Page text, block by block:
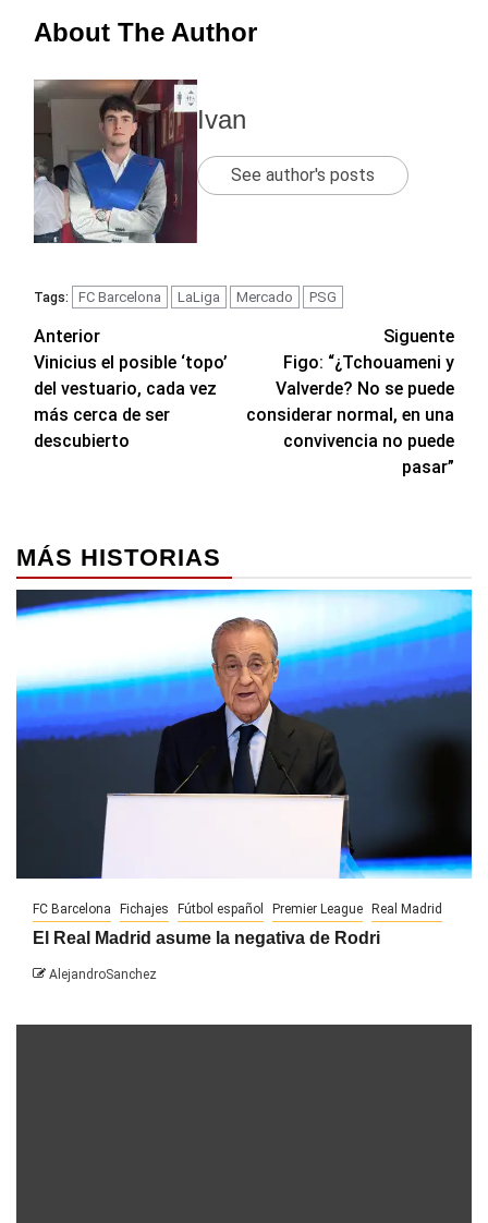
About The Author
Ivan
See author's posts
Tags: FC Barcelona LaLiga Mercado PSG
Navegación
de
entradas
Anterior
Vinicius el posible ‘topo’
del vestuario, cada vez
más cerca de ser
descubierto
Siguente
Figo: “¿Tchouameni y
Valverde? No se puede
considerar normal, en una
convivencia no puede
pasar”
MÁS HISTORIAS
FC Barcelona Fichajes Fútbol español Premier League Real Madrid
El Real Madrid asume la negativa de Rodri
AlejandroSanchez